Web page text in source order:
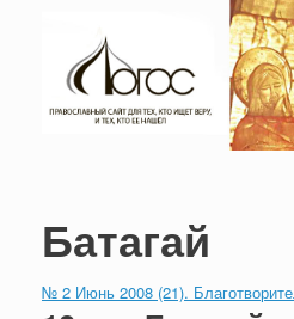
Батагай
№ 2 Июнь 2008 (21).